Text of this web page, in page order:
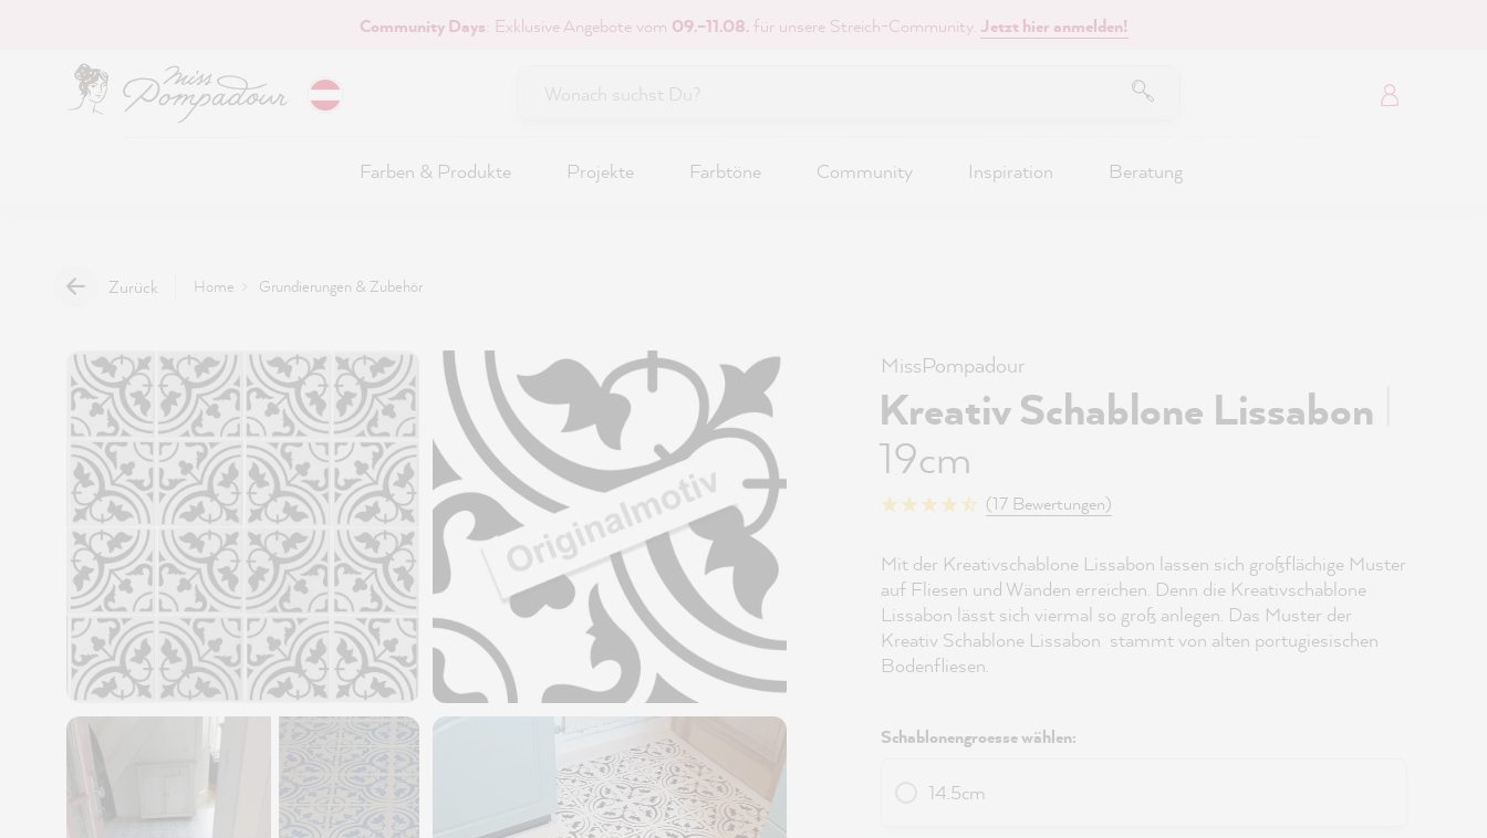
Community Days: Exklusive Angebote vom 09.–11.08.für unsere Streich-Community. Jetzt hier anmelden!
Farben & Produkte Projekte Farbtöne Community Inspiration Beratung
Zurück Home Grundierungen & Zubehör
MissPompadour
Kreativ Schablone Lissabon
19cm
(17 Bewertungen)
Mit der Kreativschablone Lissabon lassen sich großflächige Muster
auf Fliesen und Wänden erreichen. Denn die Kreativschablone
Lissabon lässt sich viermal so groß anlegen. Das Muster der
Kreativ Schablone Lissabon stammt von alten portugiesischen
Bodenfliesen.
Schablonengroesse wählen:
14.5cm